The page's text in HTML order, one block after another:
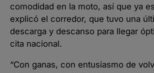
comodidad en la moto, así que ya
explicó el corredor, que tuvo una
descarga y descanso para llegar
cita nacional.
“Con ganas, con entusiasmo de